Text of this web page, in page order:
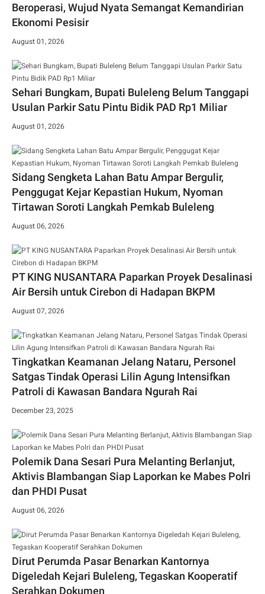
Beroperasi, Wujud Nyata Semangat Kemandirian
Ekonomi Pesisir
August 01, 2026
Sehari Bungkam, Bupati Buleleng Belum Tanggapi
Usulan Parkir Satu Pintu Bidik PAD Rp1 Miliar
August 01, 2026
Sidang Sengketa Lahan Batu Ampar Bergulir,
Penggugat Kejar Kepastian Hukum, Nyoman
Tirtawan Soroti Langkah Pemkab Buleleng
August 06, 2026
PT KING NUSANTARA Paparkan Proyek Desalinasi
Air Bersih untuk Cirebon di Hadapan BKPM
August 07, 2026
Tingkatkan Keamanan Jelang Nataru, Personel
Satgas Tindak Operasi Lilin Agung Intensifkan
Patroli di Kawasan Bandara Ngurah Rai
December 23, 2025
Polemik Dana Sesari Pura Melanting Berlanjut,
Aktivis Blambangan Siap Laporkan ke Mabes Polri
dan PHDI Pusat
August 06, 2026
Dirut Perumda Pasar Benarkan Kantornya
Digeledah Kejari Buleleng, Tegaskan Kooperatif
Serahkan Dokumen